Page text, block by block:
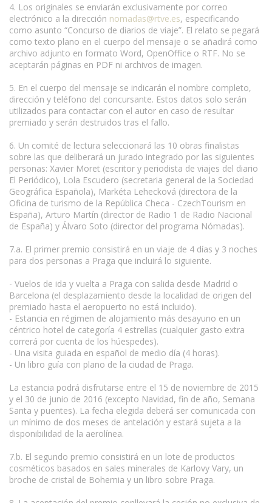
4. Los originales se enviarán exclusivamente por correo
electrónico a la dirección nomadas@rtve.es, especificando
como asunto “Concurso de diarios de viaje”. El relato se pegará
como texto plano en el cuerpo del mensaje o se añadirá como
archivo adjunto en formato Word, OpenOffice o RTF. No se
aceptarán páginas en PDF ni archivos de imagen.
5. En el cuerpo del mensaje se indicarán el nombre completo,
dirección y teléfono del concursante. Estos datos solo serán
utilizados para contactar con el autor en caso de resultar
premiado y serán destruidos tras el fallo.
6. Un comité de lectura seleccionará las 10 obras finalistas
sobre las que deliberará un jurado integrado por las siguientes
personas: Xavier Moret (escritor y periodista de viajes del diario
El Periódico), Lola Escudero (secretaria general de la Sociedad
Geográfica Española), Markéta Lehecková (directora de la
Oficina de turismo de la República Checa - CzechTourism en
España), Arturo Martín (director de Radio 1 de Radio Nacional
de España) y Álvaro Soto (director del programa Nómadas).
7.a. El primer premio consistirá en un viaje de 4 días y 3 noches
para dos personas a Praga que incluirá lo siguiente.
- Vuelos de ida y vuelta a Praga con salida desde Madrid o
Barcelona (el desplazamiento desde la localidad de origen del
premiado hasta el aeropuerto no está incluido).
- Estancia en régimen de alojamiento más desayuno en un
céntrico hotel de categoría 4 estrellas (cualquier gasto extra
correrá por cuenta de los húespedes).
- Una visita guiada en español de medio día (4 horas).
- Un libro guía con plano de la ciudad de Praga.
La estancia podrá disfrutarse entre el 15 de noviembre de 2015
y el 30 de junio de 2016 (excepto Navidad, fin de año, Semana
Santa y puentes). La fecha elegida deberá ser comunicada con
un mínimo de dos meses de antelación y estará sujeta a la
disponibilidad de la aerolínea.
7.b. El segundo premio consistirá en un lote de productos
cosméticos basados en sales minerales de Karlovy Vary, un
broche de cristal de Bohemia y un libro sobre Praga.